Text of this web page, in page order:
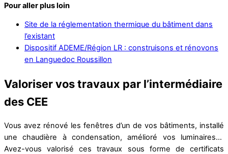
Pour aller plus loin
Site de la réglementation thermique du bâtiment dans
l’existant
Dispositif ADEME/Région LR : construisons et rénovons
en Languedoc Roussillon
Valoriser vos travaux par l’intermédiaire
des CEE
Vous avez rénové les fenêtres d’un de vos bâtiments, installé
une chaudière à condensation, amélioré vos luminaires…
Avez-vous valorisé ces travaux sous forme de certificats